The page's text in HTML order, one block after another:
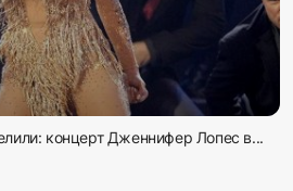
концерт Дженнифер Лопес в...